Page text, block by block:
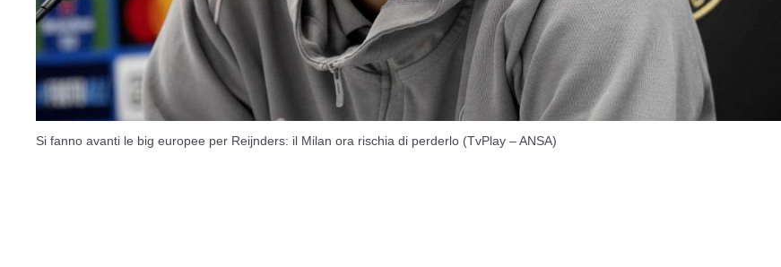
Si fanno avanti le big europee per Reijnders: il Milan ora rischia di perderlo (TvPlay – ANSA)